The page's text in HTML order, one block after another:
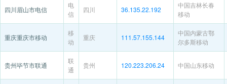
四川眉山市电信
电
信
四川 36.135.22.192
中国吉林长春
移动
重庆重庆市移动
移
动
重庆 111.57.155.144
中国内蒙古鄂
尔多斯移动
贵州毕节市联通
联
通
贵州 120.223.206.24 中国山东移动